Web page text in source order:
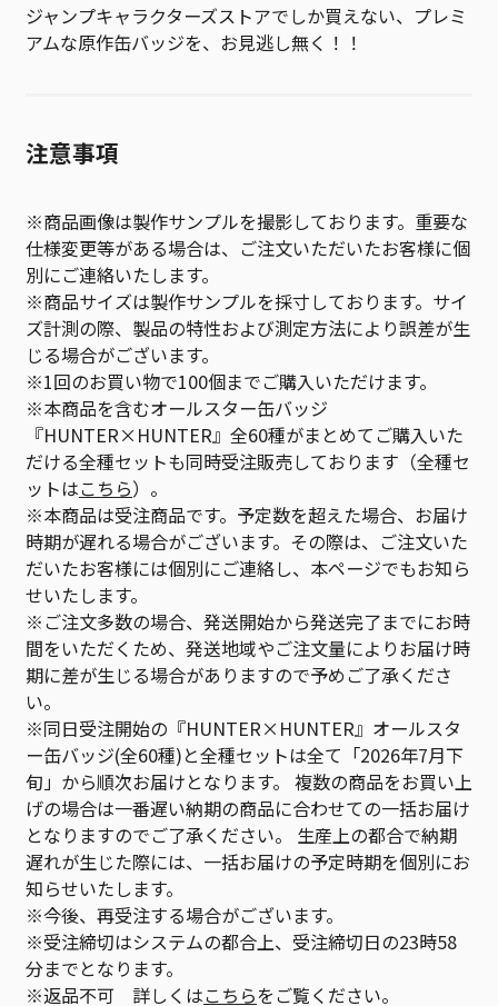
ジャンプキャラクターズストアでしか買えない、プレミ
アムな原作缶バッジを、お見逃し無く！！
注意事項
※商品画像は製作サンプルを撮影しております。重要な
仕様変更等がある場合は、ご注文いただいたお客様に個
別にご連絡いたします。
※商品サイズは製作サンプルを採寸しております。サイ
ズ計測の際、製品の特性および測定方法により誤差が生
じる場合がございます。
※1回のお買い物で100個までご購入いただけます。
※本商品を含むオールスター缶バッジ
『HUNTER×HUNTER』全60種がまとめてご購入いた
だける全種セットも同時受注販売しております（全種セ
ットはこちら）。
※本商品は受注商品です。予定数を超えた場合、お届け
時期が遅れる場合がございます。その際は、ご注文いた
だいたお客様には個別にご連絡し、本ページでもお知ら
せいたします。
※ご注文多数の場合、発送開始から発送完了までにお時
間をいただくため、発送地域やご注文量によりお届け時
期に差が生じる場合がありますので予めご了承くださ
い。
※同日受注開始の『HUNTER×HUNTER』オールスタ
ー缶バッジ(全60種)と全種セットは全て「2026年7月下
旬」から順次お届けとなります。 複数の商品をお買い上
げの場合は一番遅い納期の商品に合わせての一括お届け
となりますのでご了承ください。 生産上の都合で納期
遅れが生じた際には、一括お届けの予定時期を個別にお
知らせいたします。
※今後、再受注する場合がございます。
※受注締切はシステムの都合上、受注締切日の23時58
分までとなります。
※返品不可 詳しくはこちらをご覧ください。